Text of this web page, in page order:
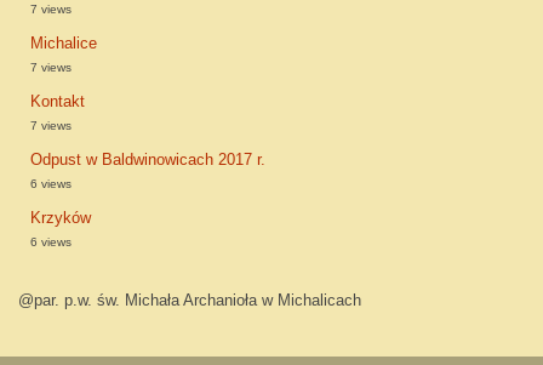
7 views
Michalice
7 views
Kontakt
7 views
Odpust w Baldwinowicach 2017 r.
6 views
Krzyków
6 views
@par. p.w. św. Michała Archanioła w Michalicach